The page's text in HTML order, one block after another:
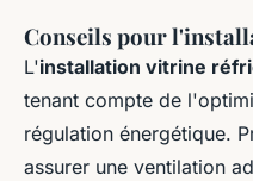
Conseils pour
L'installation vitrine
tenant compte de
régulation énergétique.
assurer une ventilation